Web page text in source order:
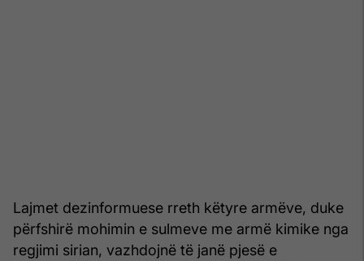
Lajmet dezinformuese rreth këtyre armëve, duke
përfshirë mohimin e sulmeve me armë kimike nga
regjimi sirian, vazhdojnë të janë pjesë e